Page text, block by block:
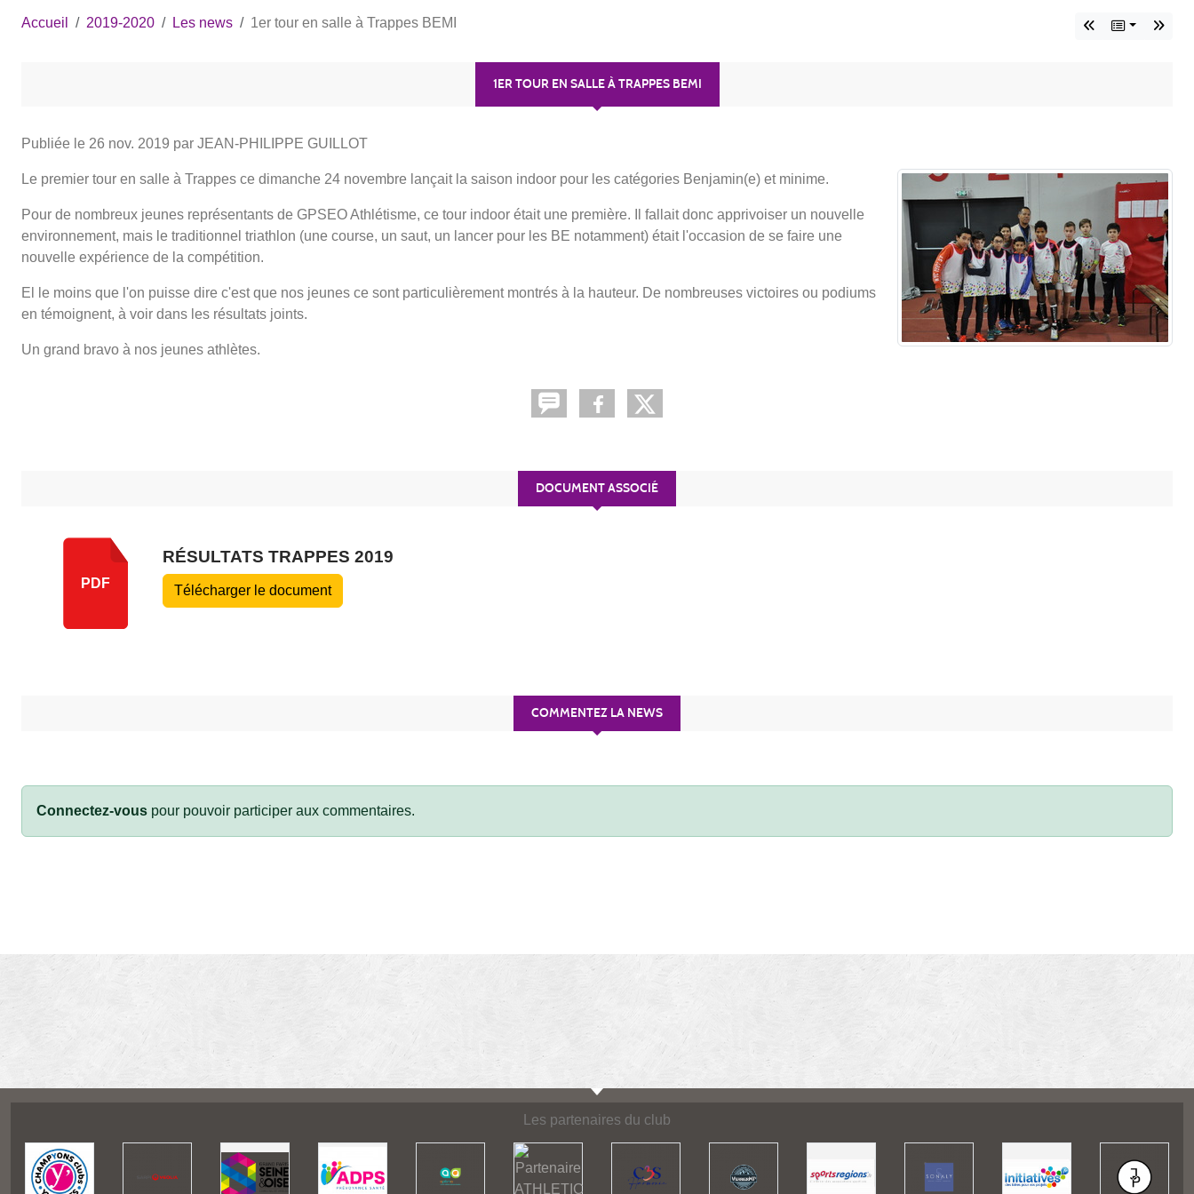
Accueil 2019-2020 Les news 1er tour en salle à Trappes BEMI
1ER TOUR EN SALLE À TRAPPES BEMI
Publiée le 26 nov. 2019 par JEAN-PHILIPPE GUILLOT
Le premier tour en salle à Trappes ce dimanche 24 novembre lançait la saison indoor pour les catégories Benjamin(e) et minime.
Pour de nombreux jeunes représentants de GPSEO Athlétisme, ce tour indoor était une première. Il fallait donc apprivoiser un nouvelle
environnement, mais le traditionnel triathlon (une course, un saut, un lancer pour les BE notamment) était l'occasion de se faire une
nouvelle expérience de la compétition.
El le moins que l'on puisse dire c'est que nos jeunes ce sont particulièrement montrés à la hauteur. De nombreuses victoires ou podiums
en témoignent, à voir dans les résultats joints.
Un grand bravo à nos jeunes athlètes.
DOCUMENT ASSOCIÉ
PDF
RÉSULTATS TRAPPES 2019
Télécharger le document
COMMENTEZ LA NEWS
Connectez-vous pour pouvoir participer aux commentaires.
Les partenaires du club